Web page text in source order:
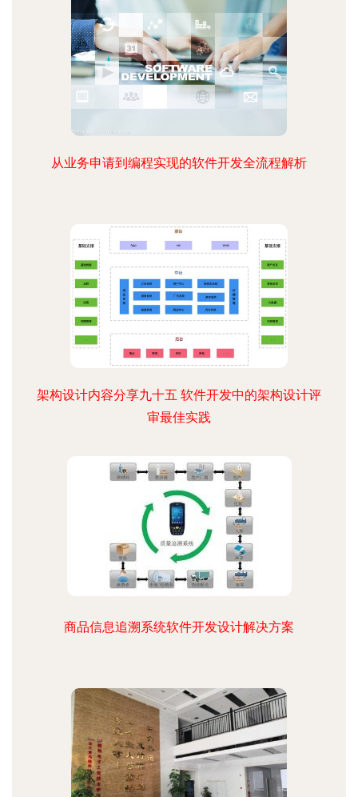
从业务申请到编程实现的软件开发全流程解析
架构设计内容分享九十五 软件开发中的架构设计评
审最佳实践
商品信息追溯系统软件开发设计解决方案